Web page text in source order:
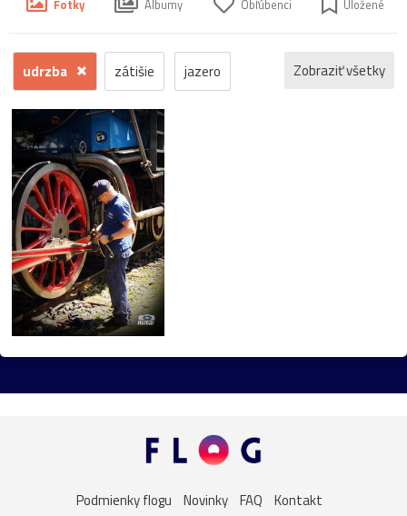
Fotky Albumy Obľúbenci Uložené
udrzba Zobraziť všetky
zátišie jazero
natierači práca
dokument hrnček
lichôtka-pre-mužov
rušeň sneh spomienka
tráva večer veci-okolo-nás
Podmienky flogu Novinky FAQ Kontakt